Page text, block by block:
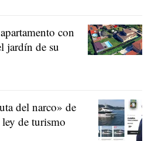
con
jardín de su
del narco» de
de turismo